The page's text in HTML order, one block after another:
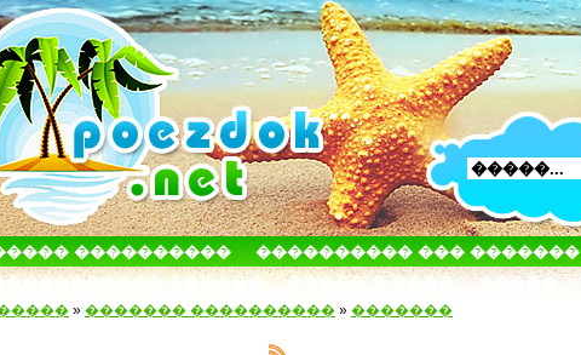
���������� ���������� ��� �������
������
����� � ���� �����
» ������� ���������� » �������